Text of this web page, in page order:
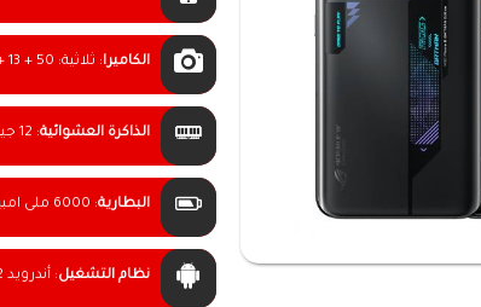
الكاميرا: ثلاثية: 50 + 13 + 5 ميجا بكسل
الذاكرة العشوائية: 12 جيجابايت
البطارية: 6000 ملى امبير
نظام التشغيل: أندرويد 12